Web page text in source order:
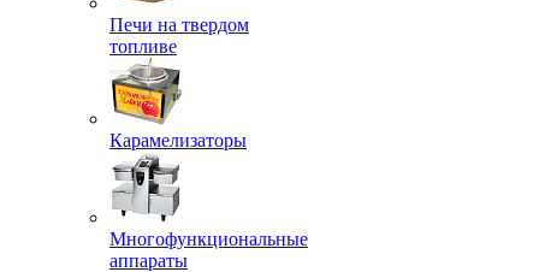
Печи на твердом
топливе
Карамелизаторы
Многофункциональные
аппараты